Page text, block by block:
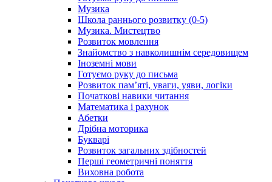
Музика
Школа раннього розвитку (0-5)
Музика. Мистецтво
Розвиток мовлення
Знайомство з навколишнім середовищем
Іноземні мови
Готуємо руку до письма
Розвиток пам’яті, уваги, уяви, логіки
Початкові навики читання
Математика і рахунок
Абетки
Дрібна моторика
Букварі
Розвиток загальних здібностей
Перші геометричні поняття
Виховна робота